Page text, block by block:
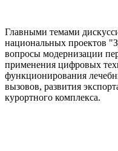
Главными темами
национальных проектов
вопросы модернизации
применения цифровых
функционирования
вызовов, развития
курортного комплекса.